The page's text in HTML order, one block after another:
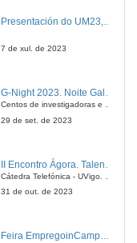
7 de xul. de 2023
G-Night 2023. Noite Galega das Persoas Investigadoras. Conciencias creativas
Centos de investigadoras e investigadores, decenas de actividades e sete cidades
29 de set. de 2023
Cátedra Telefónica - UVigo. Espazos de innovación
31 de out. de 2023
Feira EmpregoinCampus Vigo 2024